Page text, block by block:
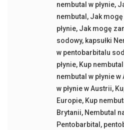
nembutal w płynie,
nembutal , Jak
płynie, Jak mogę
sodowy, kapsułki
w pentobarbitalu
płynie, Kup
nembutal w płynie
w płynie w Austrii,
Europie, Kup
Brytanii, Nembutal
Pentobarbital ,